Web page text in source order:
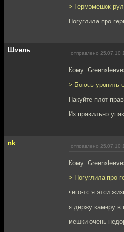
> Гермомешок
Погуглила про
Шмель отправлено 25.07.10
Кому:
> Боюсь уронить
Пакуйте плот
Из правильно
nk отправлено 25.07.10
Кому:
> Погуглила про
чего-то я этой
я держу камеру в
мешки очень